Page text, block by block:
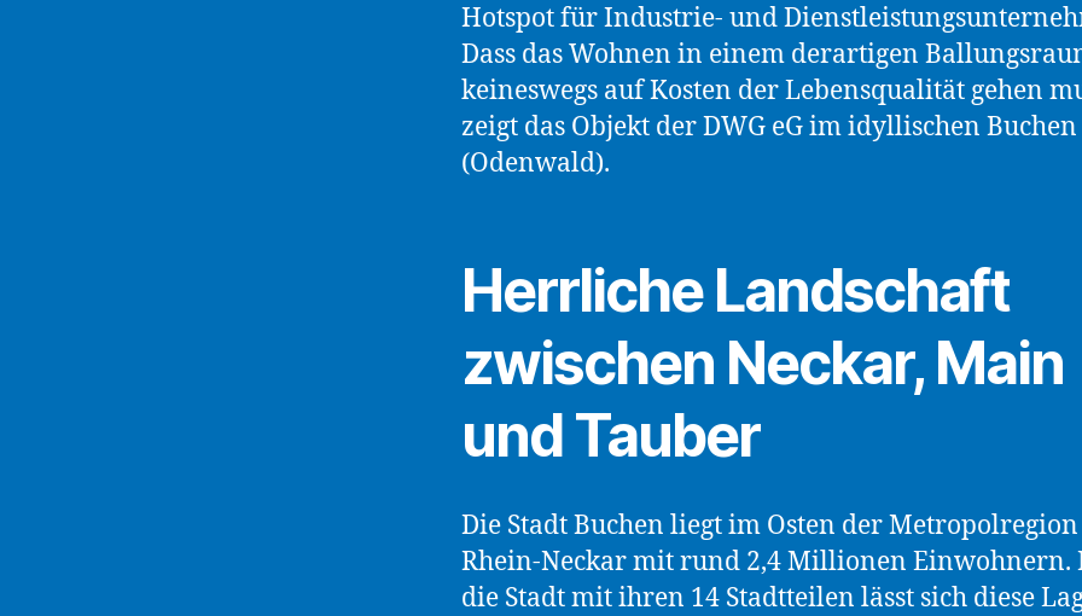
Hotspot für Industrie- und
Dass das Wohnen in einem derartigen
keineswegs auf Kosten der Lebensqualität gehen
zeigt das Objekt der DWG eG im idyllischen Buchen
(Odenwald).
Herrliche Landschaft
zwischen Neckar, Main
und Tauber
Die Stadt Buchen liegt im Osten der Metropolregion
Rhein-Neckar mit rund 2,4 Millionen Einwohnern.
die Stadt mit ihren 14 Stadtteilen lässt sich diese